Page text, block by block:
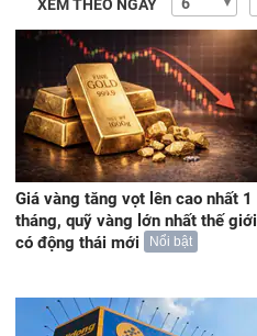
XEM THEO NGÀY
Giá vàng tăng vọt lên cao nhất 1
tháng, quỹ vàng lớn nhất thế giới
có động thái mới
Nổi bật